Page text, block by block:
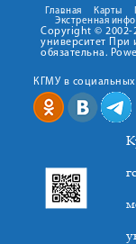
Главная Карты
Экстренная
Copyright © 2002-
университет При
обязательна.
КГМУ в социальных